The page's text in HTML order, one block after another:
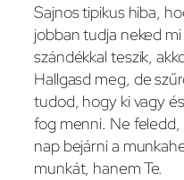
Sajnos tipikus hiba,
jobban tudja neked
szándékkal teszik,
Hallgasd meg, de
tudod, hogy ki vagy
fog menni. Ne
nap bejárni a
munkát, hanem Te.